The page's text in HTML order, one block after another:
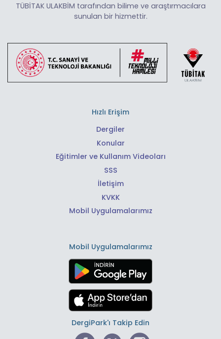
TÜBİTAK ULAKBİM tarafından bilime ve araştırmacılara
sunulan bir hizmettir.
Hızlı Erişim
Dergiler
Konular
Eğitimler ve Kullanım Videoları
SSS
İletişim
KVKK
Mobil Uygulamalarımız
Mobil Uygulamalarımız
DergiPark'ı Takip Edin